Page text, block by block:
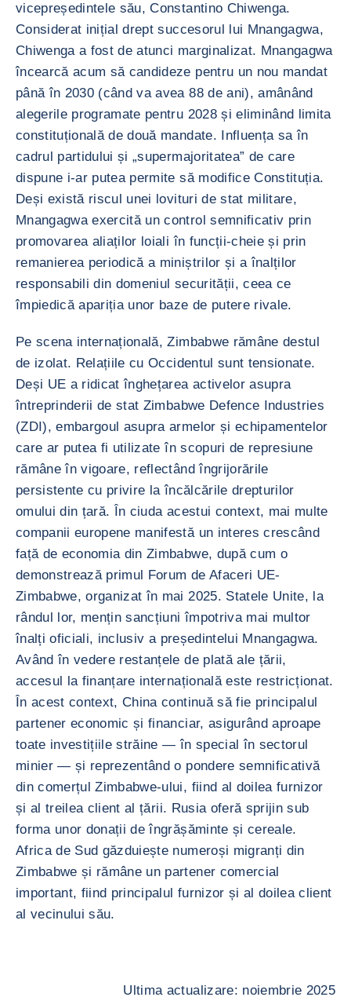
vicepreședintele său, Constantino Chiwenga.
Considerat inițial drept succesorul lui Mnangagwa,
Chiwenga a fost de atunci marginalizat. Mnangagwa
încearcă acum să candideze pentru un nou mandat
până în 2030 (când va avea 88 de ani), amânând
alegerile programate pentru 2028 și eliminând limita
constituțională de două mandate. Influența sa în
cadrul partidului și „supermajoritatea” de care
dispune i-ar putea permite să modifice Constituția.
Deși există riscul unei lovituri de stat militare,
Mnangagwa exercită un control semnificativ prin
promovarea aliaților loiali în funcții-cheie și prin
remanierea periodică a miniștrilor și a înalților
responsabili din domeniul securității, ceea ce
împiedică apariția unor baze de putere rivale.
Pe scena internațională, Zimbabwe rămâne destul
de izolat. Relațiile cu Occidentul sunt tensionate.
Deși UE a ridicat înghețarea activelor asupra
întreprinderii de stat Zimbabwe Defence Industries
(ZDI), embargoul asupra armelor și echipamentelor
care ar putea fi utilizate în scopuri de represiune
rămâne în vigoare, reflectând îngrijorările
persistente cu privire la încălcările drepturilor
omului din țară. În ciuda acestui context, mai multe
companii europene manifestă un interes crescând
față de economia din Zimbabwe, după cum o
demonstrează primul Forum de Afaceri UE-
Zimbabwe, organizat în mai 2025. Statele Unite, la
rândul lor, mențin sancțiuni împotriva mai multor
înalți oficiali, inclusiv a președintelui Mnangagwa.
Având în vedere restanțele de plată ale țării,
accesul la finanțare internațională este restricționat.
În acest context, China continuă să fie principalul
partener economic și financiar, asigurând aproape
toate investițiile străine — în special în sectorul
minier — și reprezentând o pondere semnificativă
din comerțul Zimbabwe-ului, fiind al doilea furnizor
și al treilea client al țării. Rusia oferă sprijin sub
forma unor donații de îngrășăminte și cereale.
Africa de Sud găzduiește numeroși migranți din
Zimbabwe și rămâne un partener comercial
important, fiind principalul furnizor și al doilea client
al vecinului său.
Ultima actualizare: noiembrie 2025